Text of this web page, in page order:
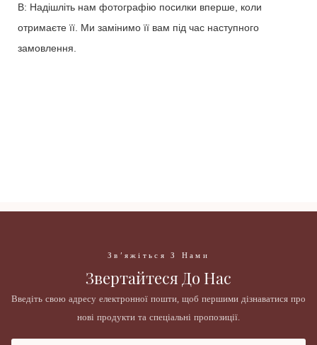
В: Надішліть нам фотографію посилки вперше, коли
отримаєте її. Ми замінимо її вам під час наступного
замовлення.
Зв'яжіться З Нами
Звертайтеся До Нас
Введіть свою адресу електронної пошти, щоб першими дізнаватися про
нові продукти та спеціальні пропозиції.